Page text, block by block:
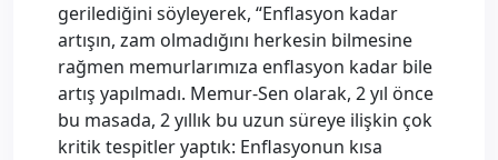
gerilediğini söyleyerek, “Enflasyon kadar
artışın, zam olmadığını herkesin bilmesine
rağmen memurlarımıza enflasyon kadar bile
artış yapılmadı. Memur-Sen olarak, 2 yıl önce
bu masada, 2 yıllık bu uzun süreye ilişkin çok
kritik tespitler yaptık: Enflasyonun kısa